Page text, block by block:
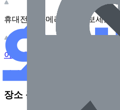
휴대전화 카메라로 찍어보세요
이 주유소의 사장님이신가요?
관리하기
장소 근처 주유소